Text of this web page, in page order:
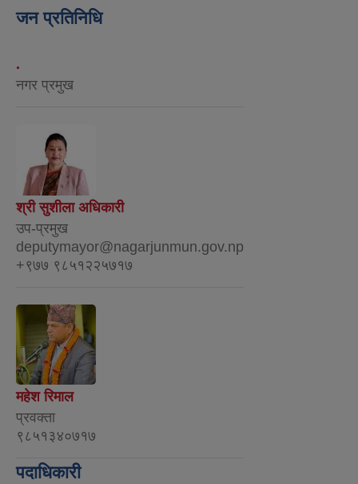
जन प्रतिनिधि
.
नगर प्रमुख
श्री सुशीला अधिकारी
उप-प्रमुख
deputymayor@nagarjunmun.gov.np
+९७७ ९८५१२२५७१७
महेश रिमाल
प्रवक्ता
९८५१३४०७१७
पदाधिकारी